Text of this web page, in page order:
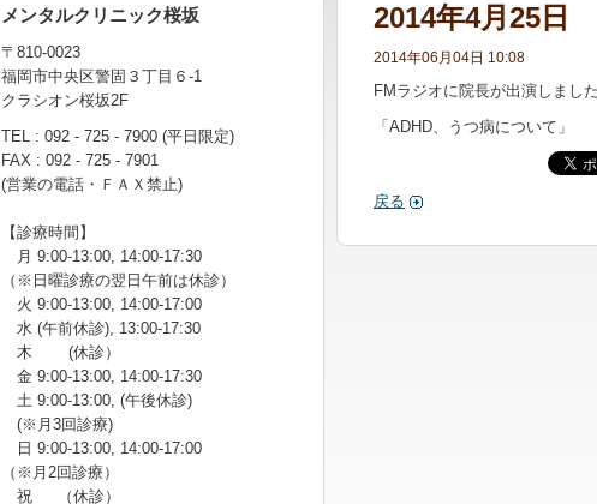
2014年4月25日
2014年06月04日 10:08
FMラジオに院長が出演しまし
「ADHD、うつ病について」
戻る
メンタルクリニック桜坂
〒810-0023
福岡市中央区警固３丁目６-1
クラシオン桜坂2F
TEL : 092 - 725 - 7900 (平日限定)
FAX : 092 - 725 - 7901
(営業の電話・ＦＡＸ禁止)
【診療時間】
月 9:00-13:00, 14:00-17:30
（※日曜診療の翌日午前は休診）
火 9:00-13:00, 14:00-17:00
水 (午前休診), 13:00-17:30
木 (休診）
金 9:00-13:00, 14:00-17:30
土 9:00-13:00, (午後休診)
(※月3回診療)
日 9:00-13:00, 14:00-17:00
（※月2回診療）
祝 （休診）